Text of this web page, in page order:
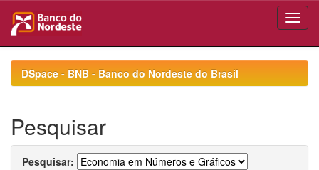
navigationDSpace - BNB - Banco do Nordeste do Brasil
Pesquisar
Pesquisar: